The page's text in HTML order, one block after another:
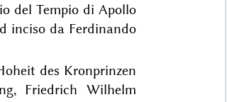
del Tempio di Apollo
inciso da Ferdinando
des Kronprinzen
Friedrich Wilhelm